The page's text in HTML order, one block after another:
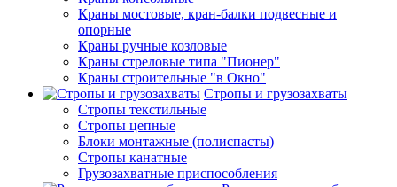
Краны мостовые, кран-балки подвесные и
опорные
Краны ручные козловые
Краны стреловые типа "Пионер"
Краны строительные "в Окно"
Стропы и грузозахваты
Стропы текстильные
Стропы цепные
Блоки монтажные (полиспасты)
Стропы канатные
Грузозахватные приспособления